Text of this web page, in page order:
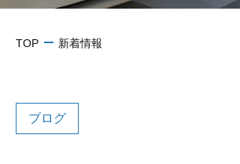
TOP 新着情報
ブログ